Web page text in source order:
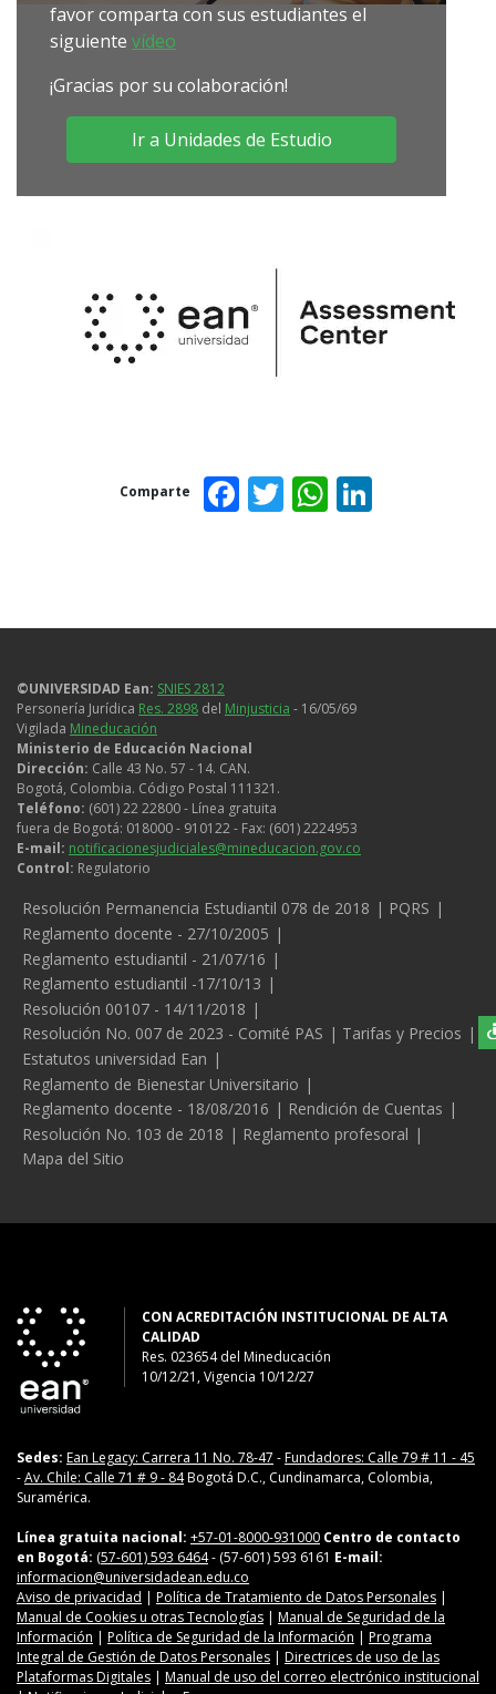
favor comparta con sus estudiantes el
siguiente vídeo
¡Gracias por su colaboración!
Ir a Unidades de Estudio
Comparte Facebook
Twitter
©UNIVERSIDAD Ean: SNIES 2812
Personería Jurídica Res. 2898 del Minjusticia - 16/05/69
Vigilada Mineducación
Ministerio de Educación Nacional
Dirección: Calle 43 No. 57 - 14. CAN.
Bogotá, Colombia. Código Postal 111321.
Teléfono: (601) 22 22800 - Línea gratuita
fuera de Bogotá: 018000 - 910122 - Fax: (601) 2224953
E-mail: notificacionesjudiciales@mineducacion.gov.co
Control: Regulatorio
Legales
Resolución Permanencia Estudiantil 078 de 2018
PQRS
Reglamento docente - 27/10/2005
Reglamento estudiantil - 21/07/16
Reglamento estudiantil -17/10/13
Resolución 00107 - 14/11/2018
Resolución No. 007 de 2023 - Comité PAS
Tarifas y Precios
Estatutos universidad Ean
Reglamento de Bienestar Universitario
Reglamento docente - 18/08/2016
Rendición de Cuentas
Resolución No. 103 de 2018
Reglamento profesoral
Mapa del Sitio
CON ACREDITACIÓN INSTITUCIONAL DE ALTA
CALIDAD
Res. 023654del Mineducación
10/12/21, Vigencia 10/12/27
Sedes: Ean Legacy: Carrera 11 No. 78-47 -Fundadores: Calle 79 # 11 - 45
-Av. Chile: Calle 71 # 9 - 84Bogotá D.C., Cundinamarca, Colombia,
Suramérica.
Línea gratuita nacional: +57-01-8000-931000 Centro de contacto
en Bogotá: (57-601) 593 6464- (57-601) 593 6161 E-mail:
informacion@universidadean.edu.co
Aviso de privacidad | Política de Tratamiento de Datos Personales |
Manual de Cookies u otras Tecnologías | Manual de Seguridad de la
Información | Política de Seguridad de la Información | Programa
Integral de Gestión de Datos Personales | Directrices de uso de las
Plataformas Digitales | Manual de uso del correo electrónico institucional